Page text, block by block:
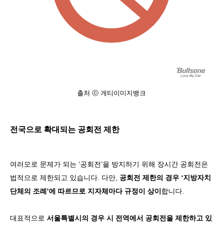
출처 ⓒ 게티이미지뱅크
전국으로 확대되는 공회전 제한
여러모로 문제가 되는 ‘공회전’을 방지하기 위해 장시간 공회전은
법적으로 제한되고 있습니다 다만 공회전 제한의 경우 ‘지방자치
단체의 조례 ’에 따르므로 지자체마다 규정이 상이 합니다
대표적으로 서울특별시의 경우 시 전역에서 공회전을 제한하고 있